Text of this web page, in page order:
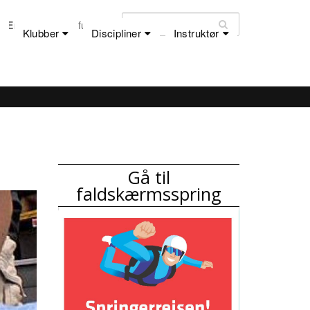
Email: dfu@dfu.dk
Klubber Discipliner Instruktør
Gå til
faldskærmsspring